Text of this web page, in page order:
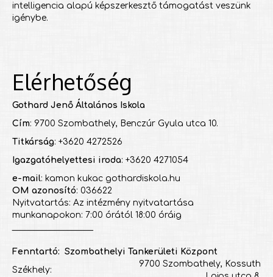
intelligencia alapú képszerkesztő támogatást veszünk
igénybe.
Elérhetőség
Gothard Jenő Általános Iskola
Cím: 9700 Szombathely, Benczúr Gyula utca 10.
Titkárság: +3620 4272526
Igazgatóhelyettesi iroda: +3620 4271054
e-mail: kamon kukac gothardiskola.hu
OM azonosító: 036622
Nyitvatartás: Az intézmény nyitvatartása
munkanapokon: 7:00 órától 18:00 óráig
Fenntartó: Szombathelyi Tankerületi Központ
Székhely:
9700 Szombathely, Kossuth